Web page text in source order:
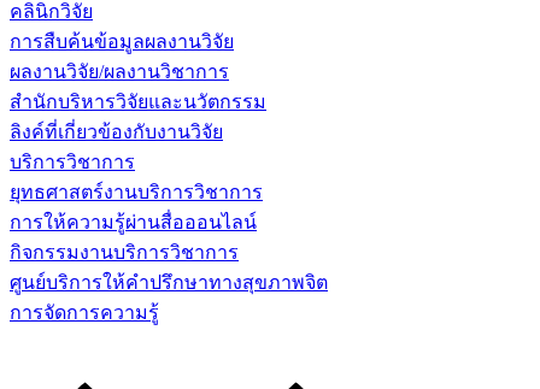
คลินิกวิจัย
การสืบค้นข้อมูลผลงานวิจัย
ผลงานวิจัย/ผลงานวิชาการ
สำนักบริหารวิจัยและนวัตกรรม
ลิงค์ที่เกี่ยวข้องกับงานวิจัย
บริการวิชาการ
ยุทธศาสตร์งานบริการวิชาการ
การให้ความรู้ผ่านสื่อออนไลน์
กิจกรรมงานบริการวิชาการ
ศูนย์บริการให้คำปรึกษาทางสุขภาพจิต
การจัดการความรู้